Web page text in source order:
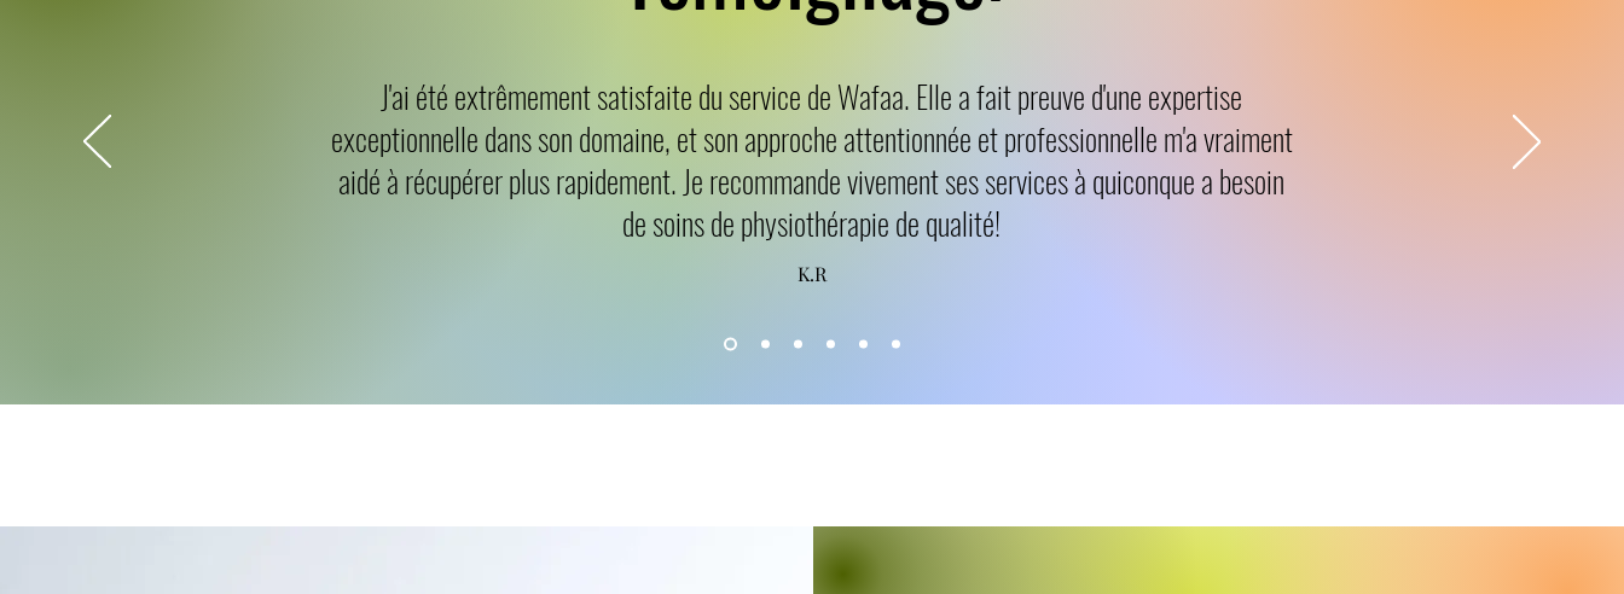
K.R
J'ai été extrêmement satisfaite du service de Wafaa. Elle a fait preuve d'une expertise
exceptionnelle dans son domaine, et son approche attentionnée et professionnelle m'a vraiment
aidé à récupérer plus rapidement. Je recommande vivement ses services à quiconque a besoin
de soins de physiothérapie de qualité!